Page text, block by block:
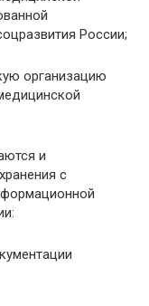
России;
организацию
и
с